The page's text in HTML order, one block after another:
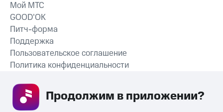
СКАЧАТЬ ПРИЛОЖЕНИЕ
Мой МТС
GOOD’OK
Питч-форма
Поддержка
Пользовательское соглашение
Политика конфиденциальности